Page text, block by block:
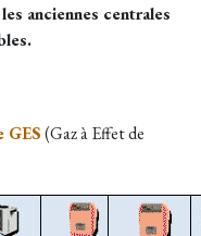
anciennes centrales
GES(Gaz à Effet de